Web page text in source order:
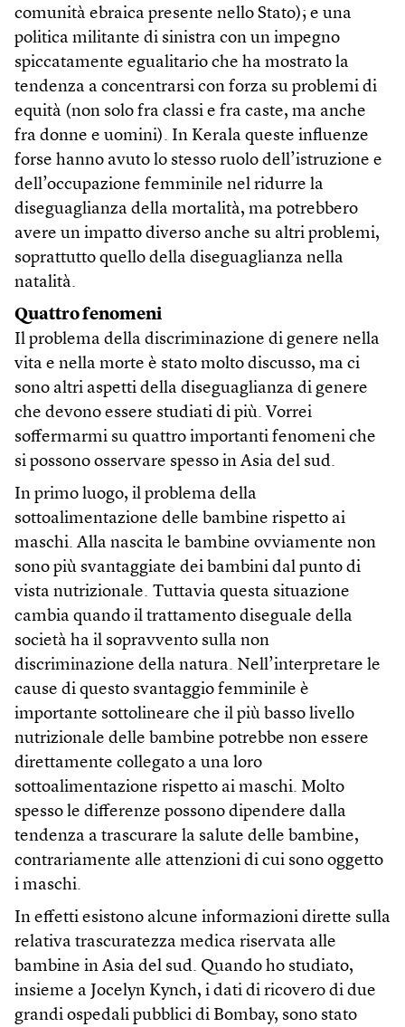
comunità ebraica presente nello Stato); e una
politica militante di sinistra con un impegno
spiccatamente egualitario che ha mostrato la
tendenza a concentrarsi con forza su problemi di
equità (non solo fra classi e fra caste, ma anche
fra donne e uomini). In Kerala queste influenze
forse hanno avuto lo stesso ruolo dell’istruzione e
dell’occupazione femminile nel ridurre la
diseguaglianza della mortalità, ma potrebbero
avere un impatto diverso anche su altri problemi,
soprattutto quello della diseguaglianza nella
natalità.
Quattro fenomeni
Il problema della discriminazione di genere nella
vita e nella morte è stato molto discusso, ma ci
sono altri aspetti della diseguaglianza di genere
che devono essere studiati di più. Vorrei
soffermarmi su quattro importanti fenomeni che
si possono osservare spesso in Asia del sud.
In primo luogo, il problema della
sottoalimentazione delle bambine rispetto ai
maschi. Alla nascita le bambine ovviamente non
sono più svantaggiate dei bambini dal punto di
vista nutrizionale. Tuttavia questa situazione
cambia quando il trattamento diseguale della
società ha il sopravvento sulla non
discriminazione della natura. Nell’interpretare le
cause di questo svantaggio femminile è
importante sottolineare che il più basso livello
nutrizionale delle bambine potrebbe non essere
direttamente collegato a una loro
sottoalimentazione rispetto ai maschi. Molto
spesso le differenze possono dipendere dalla
tendenza a trascurare la salute delle bambine,
contrariamente alle attenzioni di cui sono oggetto
i maschi.
In effetti esistono alcune informazioni dirette sulla
relativa trascuratezza medica riservata alle
bambine in Asia del sud. Quando ho studiato,
insieme a Jocelyn Kynch, i dati di ricovero di due
grandi ospedali pubblici di Bombay, sono stato